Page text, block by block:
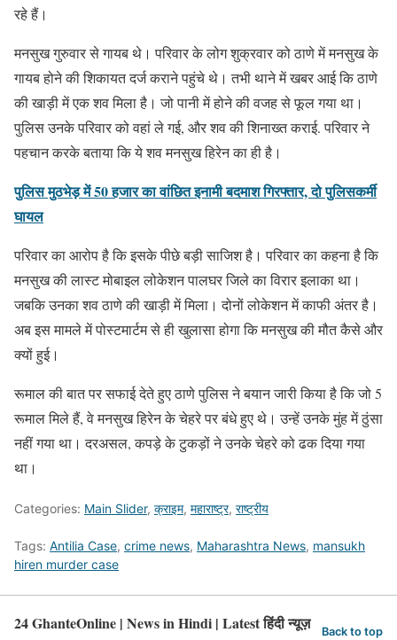
रहे हैं।
मनसुख गुरुवार से गायब थे। परिवार के लोग शुक्रवार को ठाणे में मनसुख के
गायब होने की शिकायत दर्ज कराने पहुंचे थे। तभी थाने में खबर आई कि ठाणे
की खाड़ी में एक शव मिला है। जो पानी में होने की वजह से फूल गया था।
पुलिस उनके परिवार को वहां ले गई, और शव की शिनाख्त कराई. परिवार ने
पहचान करके बताया कि ये शव मनसुख हिरेन का ही है।
पुलिस मुठभेड़ में 50 हजार का वांछित इनामी बदमाश गिरफ्तार, दो पुलिसकर्मी
घायल
परिवार का आरोप है कि इसके पीछे बड़ी साजिश है। परिवार का कहना है कि
मनसुख की लास्ट मोबाइल लोकेशन पालघर जिले का विरार इलाका था।
जबकि उनका शव ठाणे की खाड़ी में मिला। दोनों लोकेशन में काफी अंतर है।
अब इस मामले में पोस्टमार्टम से ही खुलासा होगा कि मनसुख की मौत कैसे और
क्यों हुई।
रूमाल की बात पर सफाई देते हुए ठाणे पुलिस ने बयान जारी किया है कि जो 5
रूमाल मिले हैं, वे मनसुख हिरेन के चेहरे पर बंधे हुए थे। उन्हें उनके मुंह में ठुंसा
नहीं गया था। दरअसल, कपड़े के टुकड़ों ने उनके चेहरे को ढक दिया गया
था।
Categories: Main Slider, क्राइम, महाराष्ट्र, राष्ट्रीय
Tags: Antilia Case, crime news, Maharashtra News, mansukh
hiren murder case
24 GhanteOnline | News in Hindi | Latest हिंदी न्यूज़ Back to top